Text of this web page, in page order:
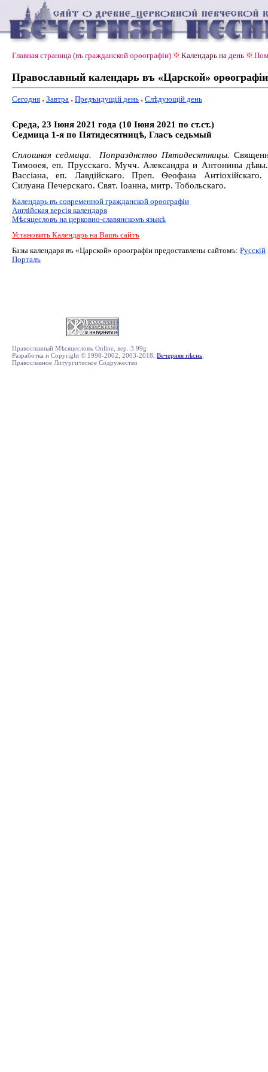
Главная страница (въ гражданской орѳографiи) Календарь на день
Православный календарь въ «Царской» орѳографiи
Сегодня Завтра Предъидущiй день Слѣдующiй день
Среда, 23 Іюня 2021 года (10 Іюня 2021 по ст.ст.)
Седмица 1-я по Пятидесятницѣ, Гласъ седьмый
Сплошная седмица. Попразднство Пятидесятницы.
Тимоѳея, еп. Прусскаго. Мучч. Александра и Антонины
Вассіана, еп. Лавдійскаго. Преп. Ѳеофана
Силуана Печерскаго. Свят. Іоанна, митр. Тобольскаго.
Календарь въ современной гражданской орѳографiи
Англiйская версiя календаря
Мѣсяцесловъ на церковно-славянскомъ языкѣ
Установить Календарь на Вашъ сайтъ
Базы календаря въ «Царской» орѳографiи предоставлены сайтомъ: Русскiй
Порталъ
Православный Мѣсяцесловъ Online, вер. 3.99g
Разработка и Copyright © 1998-2002, 2003-2018, Вечерняя пѣснь
Православное Литургическое Содружество